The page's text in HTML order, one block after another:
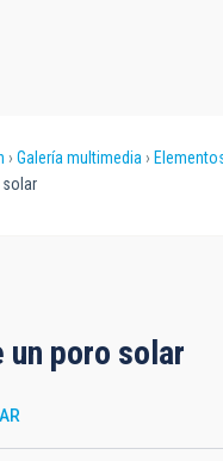
Galería multimedia
solar
un poro solar